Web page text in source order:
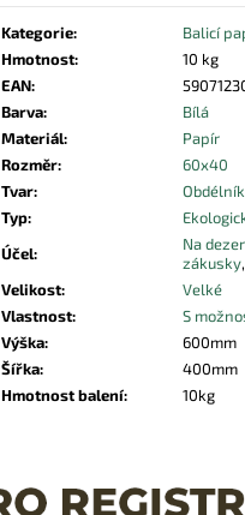
Kategorie:
Balicí
Hmotnost:
10 kg
EAN:
Barva:
Bílá
Materiál:
Papír
Rozměr:
60x40
Tvar:
Obdélník
Typ:
Účel: Na
zákusky,
Velikost:
Velké
Vlastnost:
S
Výška:
600mm
Šířka:
400mm
Hmotnost balení: 10kg